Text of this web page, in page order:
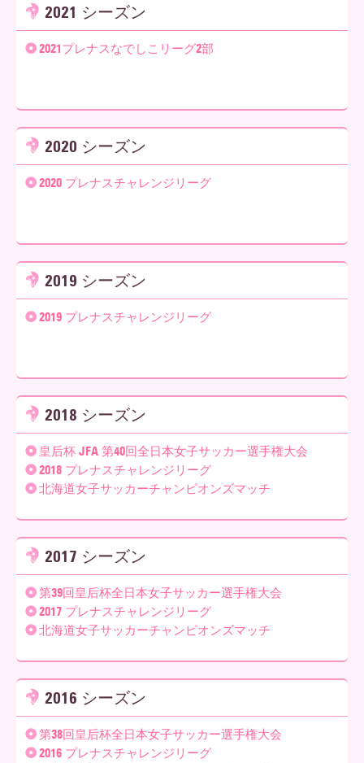
2021 シーズン
2021プレナスなでしこリーグ2部
2020 シーズン
2020 プレナスチャレンジリーグ
2019 シーズン
2019 プレナスチャレンジリーグ
2018 シーズン
皇后杯 JFA 第40回全日本女子サッカー選手権大会
2018 プレナスチャレンジリーグ
北海道女子サッカーチャンピオンズマッチ
2017 シーズン
第39回皇后杯全日本女子サッカー選手権大会
2017 プレナスチャレンジリーグ
北海道女子サッカーチャンピオンズマッチ
2016 シーズン
第38回皇后杯全日本女子サッカー選手権大会
2016 プレナスチャレンジリーグ